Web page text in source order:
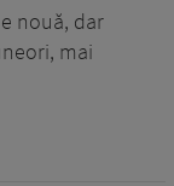
nouă, dar
mai